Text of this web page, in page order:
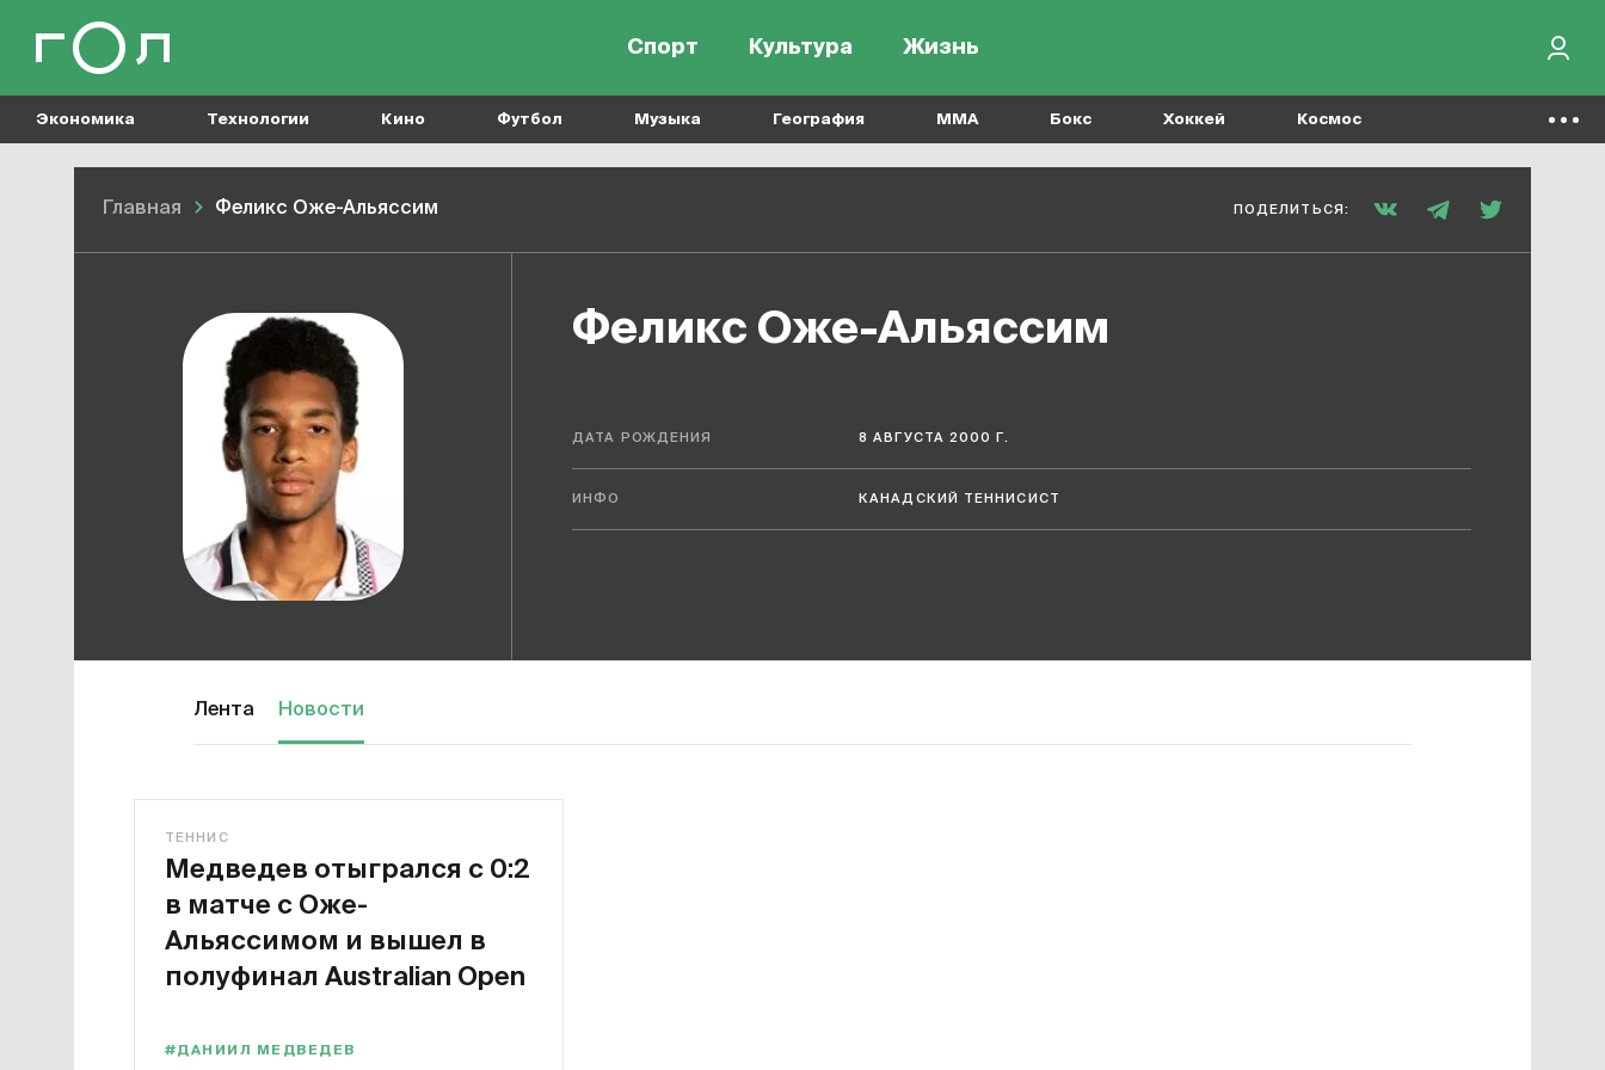
Спорт Культура Жизнь
Экономика Технологии Кино Футбол Музыка География MMA Бокс Хоккей Космос
Главная Феликс Оже-Альяссим ПОДЕЛИТЬСЯ:
Феликс Оже-Альяссим
ДАТА РОЖДЕНИЯ 8 АВГУСТА 2000 Г.
ИНФО КАНАДСКИЙ ТЕННИСИСТ
Лента Новости
ТЕННИС
Медведев отыгрался с 0:2
в матче с Оже-
Альяссимом и вышел в
полуфинал Australian Open
#ДАНИИЛ МЕДВЕДЕВ